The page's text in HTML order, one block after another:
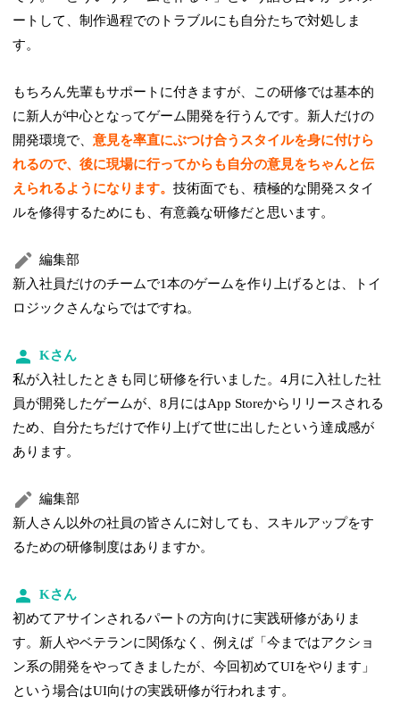
ートして、制作過程でのトラブルにも自分たちで対処しま
す。
もちろん先輩もサポートに付きますが、この研修では基本的
に新人が中心となってゲーム開発を行うんです。新人だけの
開発環境で、意見を率直にぶつけ合うスタイルを身に付けら
れるので、後に現場に行ってからも自分の意見をちゃんと伝
えられるようになります。技術面でも、積極的な開発スタイ
ルを修得するためにも、有意義な研修だと思います。
編集部
新入社員だけのチームで1本のゲームを作り上げるとは、トイ
ロジックさんならではですね。
Kさん
私が入社したときも同じ研修を行いました。4月に入社した社
員が開発したゲームが、8月にはApp Storeからリリースされる
ため、自分たちだけで作り上げて世に出したという達成感が
あります。
編集部
新人さん以外の社員の皆さんに対しても、スキルアップをす
るための研修制度はありますか。
Kさん
初めてアサインされるパートの方向けに実践研修がありま
す。新人やベテランに関係なく、例えば「今まではアクショ
ン系の開発をやってきましたが、今回初めてUIをやります」
という場合はUI向けの実践研修が行われます。